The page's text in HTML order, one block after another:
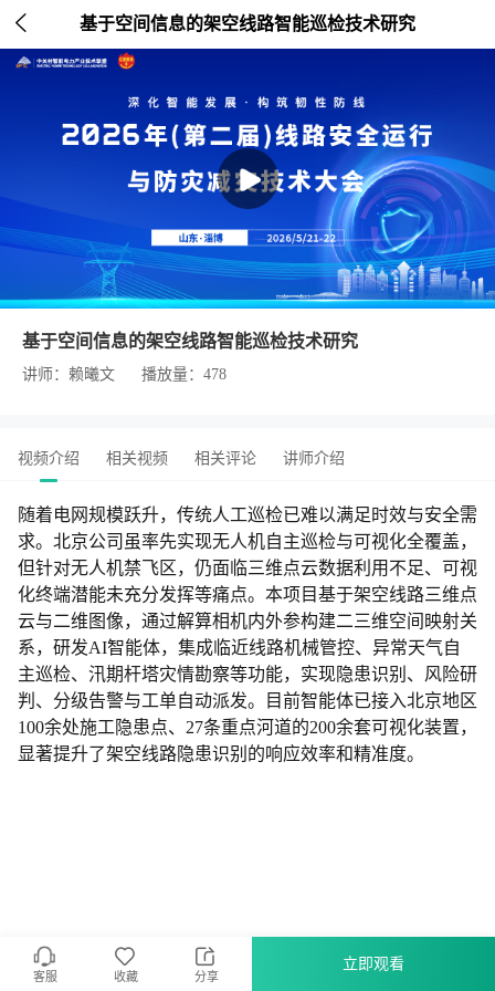
 基于空间信息的架空线路智能巡检技术研究
基于空间信息的架空线路智能巡检技术研究
讲师：赖曦文 播放量：478
视频介绍 相关视频 相关评论 讲师介绍
随着电网规模跃升，传统人工巡检已难以满足时效与安全需
求。北京公司虽率先实现无人机自主巡检与可视化全覆盖，
但针对无人机禁飞区，仍面临三维点云数据利用不足、可视
化终端潜能未充分发挥等痛点。本项目基于架空线路三维点
云与二维图像，通过解算相机内外参构建二三维空间映射关
系，研发AI智能体，集成临近线路机械管控、异常天气自
主巡检、汛期杆塔灾情勘察等功能，实现隐患识别、风险研
判、分级告警与工单自动派发。目前智能体已接入北京地区
100余处施工隐患点、27条重点河道的200余套可视化装置，
显著提升了架空线路隐患识别的响应效率和精准度。
客服 收藏 分享
立即观看